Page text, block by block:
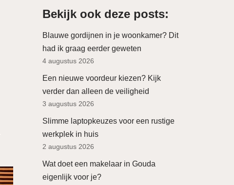
Bekijk ook deze posts:
Blauwe gordijnen in je woonkamer? Dit
had ik graag eerder geweten
4 augustus 2026
Een nieuwe voordeur kiezen? Kijk
verder dan alleen de veiligheid
3 augustus 2026
Slimme laptopkeuzes voor een rustige
werkplek in huis
2 augustus 2026
Wat doet een makelaar in Gouda
eigenlijk voor je?